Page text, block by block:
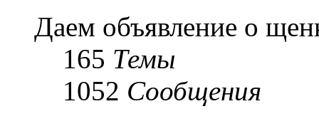
Даем объявление о
165 Темы
1052 Сообщения